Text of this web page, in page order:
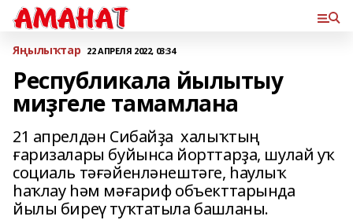
Яңылыҡтар 22 АПРЕЛЯ 2022, 03:34
Республикала йылытыу
миҙгеле тамамлана
21 апрелдән Сибайҙа халыҡтың
ғаризалары буйынса йорттарҙа, шулай уҡ
социаль тәғәйенләнештәге, һаулыҡ
һаҡлау һәм мәғариф объекттарында
йылы биреү туҡтатыла башланы.